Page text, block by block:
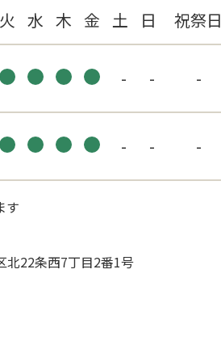
火 水 木 金 土 日 祝祭日
- - -
- - -
す
北22条西7丁目2番1号